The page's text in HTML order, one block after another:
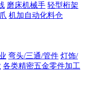
磨床机械手 轻型桁架
机加自动化料仓
弯头/三通/管件 灯饰/
各类精密五金零件加工